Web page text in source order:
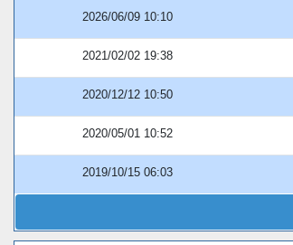
2026/06/09 10:10
2021/02/02 19:38
2020/12/12 10:50
2020/05/01 10:52
2019/10/15 06:03